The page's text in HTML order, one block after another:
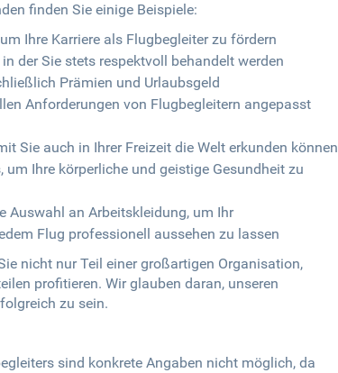
finden Sie einige Beispiele:
Ihre Karriere als Flugbegleiter zu fördern
der Sie stets respektvoll behandelt werden
Prämien und Urlaubsgeld
Anforderungen von Flugbegleitern angepasst
Sie auch in Ihrer Freizeit die Welt erkunden können
Ihre körperliche und geistige Gesundheit zu
Auswahl an Arbeitskleidung, um Ihr
Flug professionell aussehen zu lassen
nicht nur Teil einer großartigen Organisation,
profitieren. Wir glauben daran, unseren
zu sein.
sind konkrete Angaben nicht möglich, da